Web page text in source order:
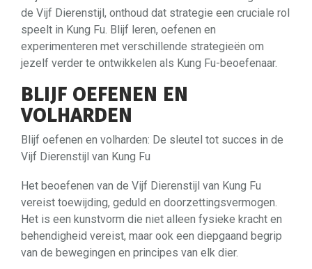
de Vijf Dierenstijl, onthoud dat strategie een cruciale rol
speelt in Kung Fu. Blijf leren, oefenen en
experimenteren met verschillende strategieën om
jezelf verder te ontwikkelen als Kung Fu-beoefenaar.
BLIJF OEFENEN EN
VOLHARDEN
Blijf oefenen en volharden: De sleutel tot succes in de
Vijf Dierenstijl van Kung Fu
Het beoefenen van de Vijf Dierenstijl van Kung Fu
vereist toewijding, geduld en doorzettingsvermogen.
Het is een kunstvorm die niet alleen fysieke kracht en
behendigheid vereist, maar ook een diepgaand begrip
van de bewegingen en principes van elk dier.